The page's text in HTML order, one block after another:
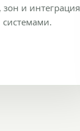
зон и интеграция